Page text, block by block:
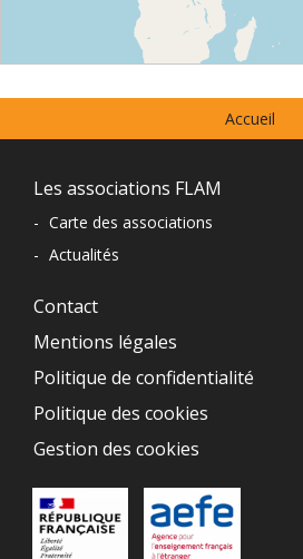
contributors.
Accueil
Navigation
du
pied
de
page
Les associations FLAM
- Carte des associations
- Actualités
Contact
Mentions légales
Politique de confidentialité
Politique des cookies
Gestion des cookies